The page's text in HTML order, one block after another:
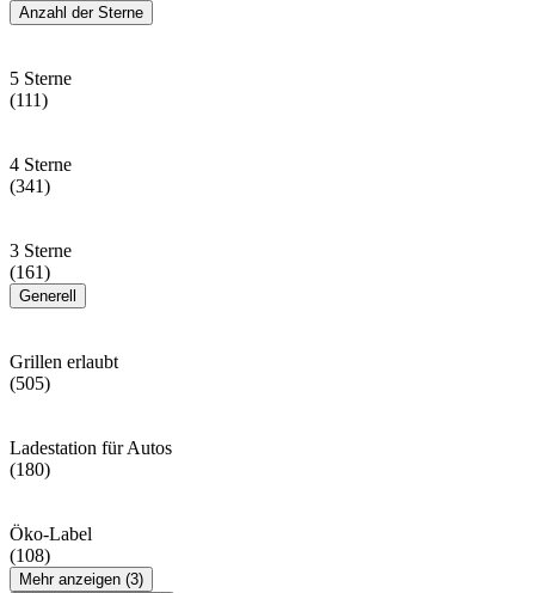
Anzahl der Sterne
5 Sterne
(111)
4 Sterne
(341)
3 Sterne
(161)
Generell
Grillen erlaubt
(505)
Ladestation für Autos
(180)
Öko-Label
(108)
Mehr anzeigen (3)